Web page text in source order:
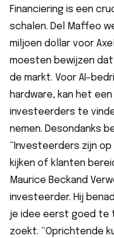
Financiering is een
schalen. Del Maffeo
miljoen dollar voor
moesten bewijzen
de markt. Voor AI-
hardware, kan het
investeerders te
nemen. Desondanks
“Investeerders zijn
kijken of klanten
Maurice Beckand
investeerder. Hij
je idee eerst goed te
zoekt. “Oprichtende